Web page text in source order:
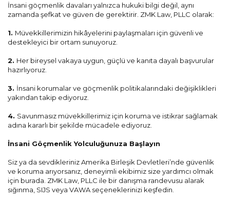
İnsani göçmenlik davaları yalnızca hukuki bilgi değil, aynı
zamanda şefkat ve güven de gerektirir. ZMK Law, PLLC olarak:
1. Müvekkillerimizin hikâyelerini paylaşmaları için güvenli ve
destekleyici bir ortam sunuyoruz.
2. Her bireysel vakaya uygun, güçlü ve kanıta dayalı başvurular
hazırlıyoruz.
3. İnsani korumalar ve göçmenlik politikalarındaki değişiklikleri
yakından takip ediyoruz.
4. Savunmasız müvekkillerimiz için koruma ve istikrar sağlamak
adına kararlı bir şekilde mücadele ediyoruz.
İnsani Göçmenlik Yolculuğunuza Başlayın
Siz ya da sevdikleriniz Amerika Birleşik Devletleri’nde güvenlik
ve koruma arıyorsanız, deneyimli ekibimiz size yardımcı olmak
için burada. ZMK Law, PLLC ile bir danışma randevusu alarak
sığınma, SIJS veya VAWA seçeneklerinizi keşfedin.